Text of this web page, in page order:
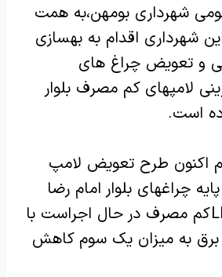
شهرداری بومهن،به همت
شهرداری اقدام به بهسازی
و تعویض چراغ های
لامپهای کم مصرف بلوار
است.‌
اکنون طرح تعویض لامپ
چراغهای بلوار امام رضا
کم مصرف در حال اجراست با
به میزان یک سوم کاهش